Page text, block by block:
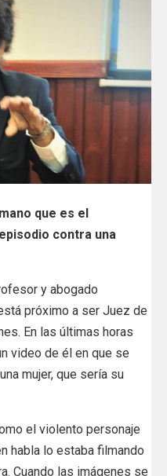
que es el
contra una
y abogado
próximo a ser Juez de
En las últimas horas
video de él en que se
mujer, que sería su
el violento personaje
habla lo estaba filmando
Cuando las imágenes se